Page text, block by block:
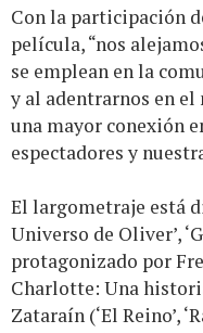
Con la participación
película, “nos
se emplean en la
y al adentrarnos en
una mayor conexión
espectadores y
El largometraje está
Universo de Oliver’,
protagonizado por
Charlotte: Una
Zataraín (‘El Reino’,